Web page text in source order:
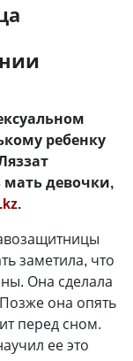
ребенку
мать девочки,
.
заметила, что
Она сделала
она опять
перед сном.
ее это